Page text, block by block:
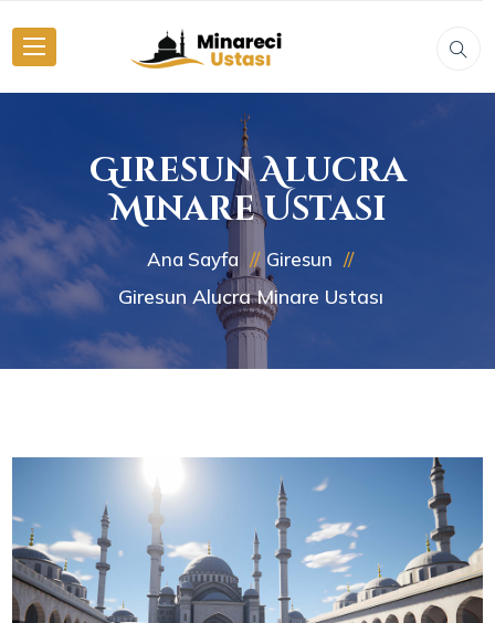
Giresun Alucra
Minare Ustası
Ana Sayfa Giresun
Giresun Alucra Minare Ustası